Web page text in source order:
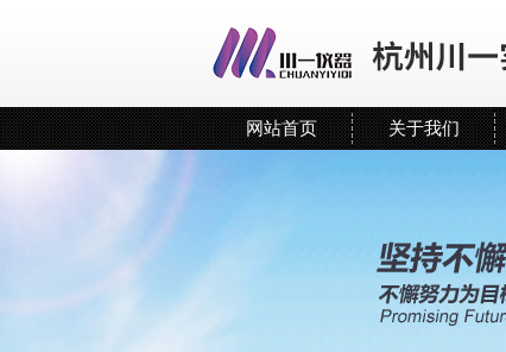
网站首页 关于我们